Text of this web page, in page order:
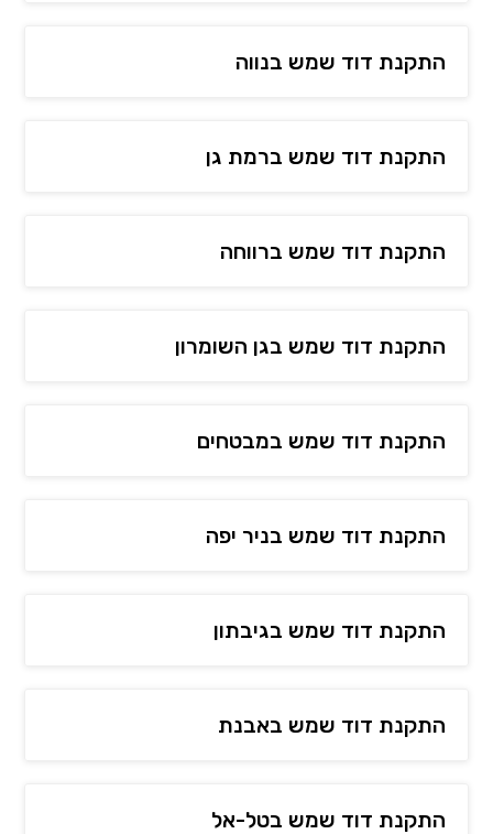
התקנת דוד שמש בנווה
התקנת דוד שמש ברמת גן
התקנת דוד שמש ברווחה
התקנת דוד שמש בגן השומרון
התקנת דוד שמש במבטחים
התקנת דוד שמש בניר יפה
התקנת דוד שמש בגיבתון
התקנת דוד שמש באבנת
התקנת דוד שמש בטל-אל